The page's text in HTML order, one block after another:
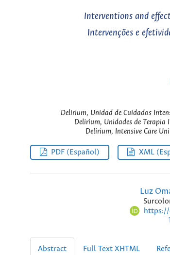
Interventions and
Intervenções e
Delirium, Unidad de Cuidados
Delirium, Unidades de Terapia
Delirium, Intensive Care
PDF (Español) XML
Luz
Abstract Full Text XHTML